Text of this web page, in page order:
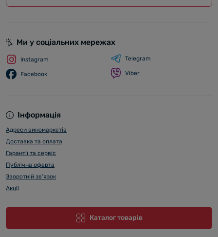
Інформація
Адреси виномаркетів
Доставка та оплата
Гарантії та сервіс
Публічна оферта
Зворотній зв’язок
Акції
Каталог товарів
Ми у соціальних мережах
Instagram
Facebook
Telegram
Viber